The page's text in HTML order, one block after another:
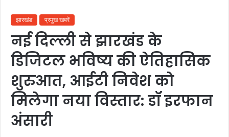
झारखंड प्रमुख खबरें
नई दिल्ली से झारखंड के
डिजिटल भविष्य की ऐतिहासिक
शुरुआत, आईटी निवेश को
मिलेगा नया विस्तार: डॉ इरफान
अंसारी